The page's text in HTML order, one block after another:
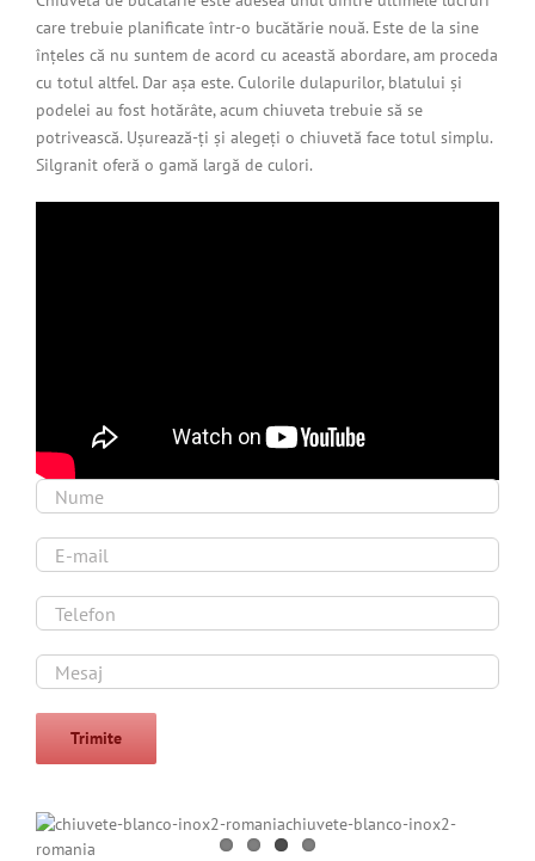
care trebuie planificate într-o bucătărie nouă. Este de la sine
înțeles că nu suntem de acord cu această abordare, am proceda
cu totul altfel. Dar așa este. Culorile dulapurilor, blatului și
podelei au fost hotărâte, acum chiuveta trebuie să se
potrivească. Ușurează-ți și alegeți o chiuvetă face totul simplu.
Silgranit oferă o gamă largă de culori.